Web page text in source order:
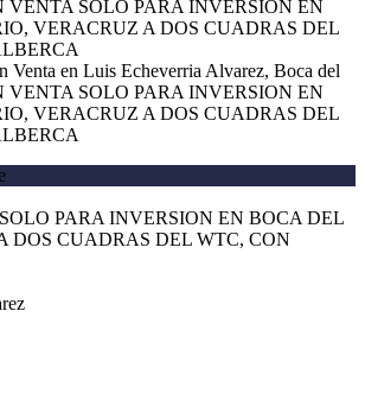
PARA INVERSION EN BOCA DEL
DOS CUADRAS DEL WTC, CON